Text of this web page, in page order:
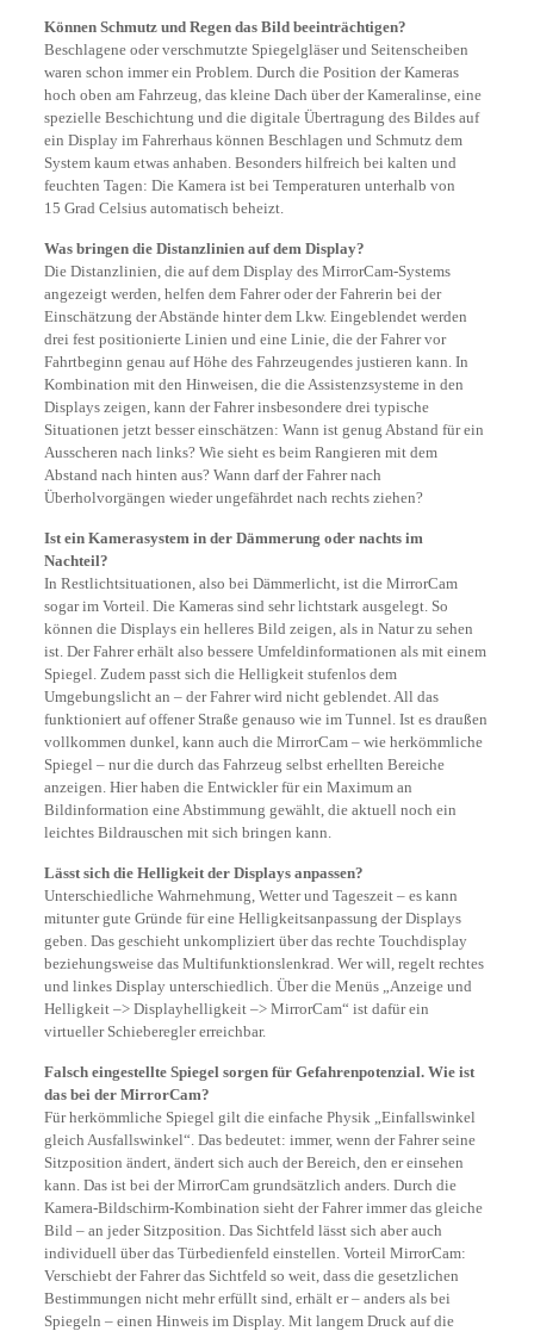
Können Schmutz und Regen das Bild beeinträchtigen?
Beschlagene oder verschmutzte Spiegelgläser und Seitenscheiben
waren schon immer ein Problem. Durch die Position der Kameras
hoch oben am Fahrzeug, das kleine Dach über der Kameralinse, eine
spezielle Beschichtung und die digitale Übertragung des Bildes auf
ein Display im Fahrerhaus können Beschlagen und Schmutz dem
System kaum etwas anhaben. Besonders hilfreich bei kalten und
feuchten Tagen: Die Kamera ist bei Temperaturen unterhalb von
15 Grad Celsius automatisch beheizt.
Was bringen die Distanzlinien auf dem Display?
Die Distanzlinien, die auf dem Display des MirrorCam-Systems
angezeigt werden, helfen dem Fahrer oder der Fahrerin bei der
Einschätzung der Abstände hinter dem Lkw. Eingeblendet werden
drei fest positionierte Linien und eine Linie, die der Fahrer vor
Fahrtbeginn genau auf Höhe des Fahrzeugendes justieren kann. In
Kombi­nation mit den Hinweisen, die die Assistenzsysteme in den
Displays zeigen, kann der Fahrer insbesondere drei typische
Situationen jetzt besser einschätzen: Wann ist genug Abstand für ein
Ausscheren nach links? Wie sieht es beim Rangieren mit dem
Abstand nach hinten aus? Wann darf der Fahrer nach
Überholvorgängen wieder ungefährdet nach rechts ziehen?
Ist ein Kamerasystem in der Dämmerung oder nachts im
Nachteil?
In Restlichtsituationen, also bei Dämmerlicht, ist die MirrorCam
sogar im Vorteil. Die Kameras sind sehr lichtstark ausgelegt. So
können die Displays ein helleres Bild zeigen, als in Natur zu sehen
ist. Der Fahrer erhält also bessere Umfeldinformationen als mit einem
Spiegel. Zudem passt sich die Helligkeit stufenlos dem
Umgebungslicht an – der Fahrer wird nicht geblendet. All das
funktioniert auf offener Straße genauso wie im Tunnel. Ist es draußen
vollkommen dunkel, kann auch die MirrorCam – wie herkömmliche
Spiegel – nur die durch das Fahrzeug selbst erhellten Bereiche
anzeigen. Hier haben die Entwickler für ein Maximum an
Bildinformation eine Abstimmung gewählt, die aktuell noch ein
leichtes Bildrauschen mit sich bringen kann.
Lässt sich die Helligkeit der Displays anpassen?
Unterschiedliche Wahrnehmung, Wetter und Tageszeit – es kann
mitunter gute Gründe für eine Helligkeits­anpassung der Displays
geben. Das geschieht unkompliziert über das rechte Touchdisplay
beziehungsweise das Multifunktionslenkrad. Wer will, regelt rechtes
und linkes Display unterschiedlich. Über die Menüs „Anzeige und
Helligkeit –> Displayhelligkeit –> MirrorCam“ ist dafür ein
virtueller Schieberegler erreichbar.
Falsch eingestellte Spiegel sorgen für Gefahrenpotenzial. Wie ist
das bei der MirrorCam?
Für herkömmliche Spiegel gilt die einfache Physik „Einfallswinkel
gleich Ausfallswinkel“. Das bedeutet: immer, wenn der Fahrer seine
Sitzposition ändert, ändert sich auch der Bereich, den er einsehen
kann. Das ist bei der MirrorCam grundsätzlich anders. Durch die
Kamera-Bildschirm-Kombination sieht der Fahrer immer das gleiche
Bild – an jeder Sitzposition. Das Sichtfeld lässt sich aber auch
individuell über das Türbedienfeld einstellen. Vorteil MirrorCam:
Verschiebt der Fahrer das Sichtfeld so weit, dass die gesetzlichen
Bestim­mungen nicht mehr erfüllt sind, erhält er – anders als bei
Spiegeln – einen Hinweis im Display. Mit langem Druck auf die